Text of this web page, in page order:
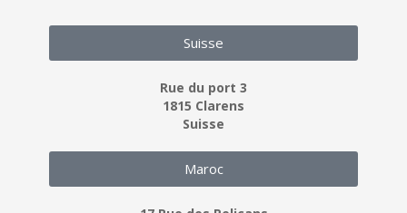
Suisse
Rue du port 3
1815 Clarens
Suisse
Maroc